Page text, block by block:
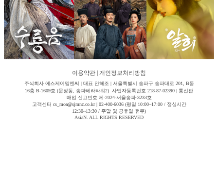
이용약관 개인정보처리방침
주식회사 에스제이엠엔씨 | 대표 안해조 | 서울특별시 송파구 송파대로 201, B동
16층 B-1609호 (문정동, 송파테라타워2) 사업자등록번호 218-87-02390 | 통신판
매업 신고번호 제-2024-서울송파-3233호
고객센터 cs_moa@sjmnc.co.kr | 02-400-6036 (평일 10:00~17:00 / 점심시간
12:30~13:30 / 주말 및 공휴일 휴무)
AsiaN. ALL RIGHTS RESERVED